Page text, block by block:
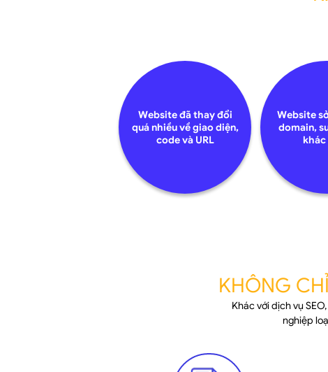
Website đã thay đổi
quá nhiều về giao diện,
code và URL
Website
domain,
khác
KHÔNG
Khác với dịch vụ
nghiệp